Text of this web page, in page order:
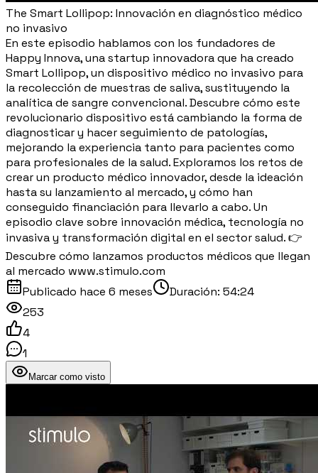
The Smart Lollipop: Innovación en diagnóstico médico
no invasivo
En este episodio hablamos con los fundadores de
Happy Innova, una startup innovadora que ha creado
Smart Lollipop, un dispositivo médico no invasivo para
la recolección de muestras de saliva, sustituyendo la
analítica de sangre convencional. Descubre cómo este
revolucionario dispositivo está cambiando la forma de
diagnosticar y hacer seguimiento de patologías,
mejorando la experiencia tanto para pacientes como
para profesionales de la salud. Exploramos los retos de
crear un producto médico innovador, desde la ideación
hasta su lanzamiento al mercado, y cómo han
conseguido financiación para llevarlo a cabo. Un
episodio clave sobre innovación médica, tecnología no
invasiva y transformación digital en el sector salud. 👉
Descubre cómo lanzamos productos médicos que llegan
al mercado www.stimulo.com
Publicado hace 6 meses Duración: 54:24
253
4
1
Marcar como visto